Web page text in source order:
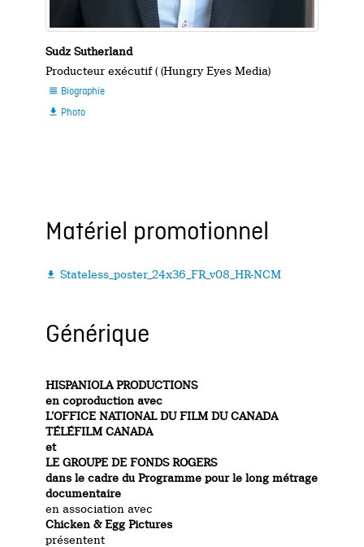
Sudz Sutherland
Producteur exécutif ( (Hungry Eyes Media)
 Biographie
 Photo
Matériel promotionnel
 Stateless_poster_24x36_FR_v08_HR-NCM
Générique
HISPANIOLA PRODUCTIONS
en coproductionavec
L’OFFICE NATIONAL DU FILM DUCANADA
TÉLÉFILM CANADA
et
LE GROUPE DE FONDS ROGERS
dans le cadre du Programme pour le long métrage
documentaire
en association avec
Chicken & Egg Pictures
présentent